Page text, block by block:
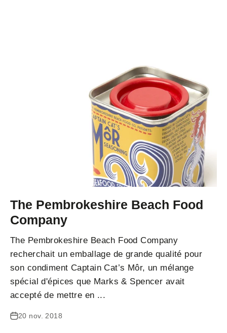
The Pembrokeshire Beach Food
Company
The Pembrokeshire Beach Food Company
recherchait un emballage de grande qualité pour
son condiment Captain Cat’s Môr, un mélange
spécial d'épices que Marks & Spencer avait
accepté de mettre en ...
20 nov. 2018